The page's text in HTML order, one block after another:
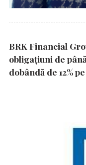
BRK Financial
obligațiuni de
dobândă de 12%